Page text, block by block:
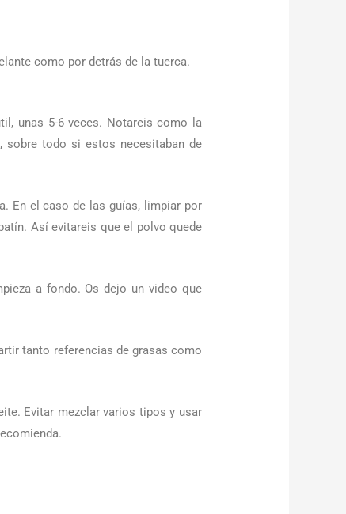
como por detrás de la tuerca.
unas 5-6 veces. Notareis como la
sobre todo si estos necesitaban de
En el caso de las guías, limpiar por
Así evitareis que el polvo quede
a fondo. Os dejo un video que
tanto referencias de grasas como
Evitar mezclar varios tipos y usar